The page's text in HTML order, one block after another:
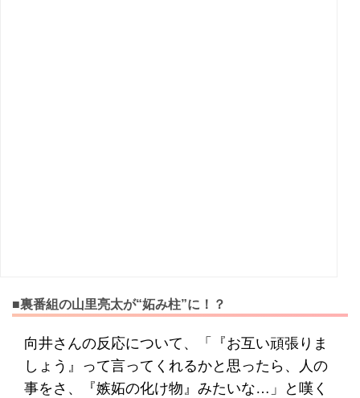
■裏番組の山里亮太が“妬み柱”に！？
向井さんの反応について、「『お互い頑張りま
しょう』って言ってくれるかと思ったら、人の
事をさ、『嫉妬の化け物』みたいな…」と嘆く